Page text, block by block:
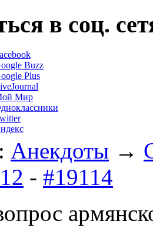
в соц.
Анекдоты →
- #19114